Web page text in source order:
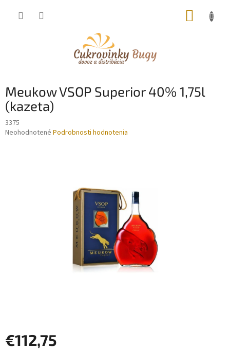
Meukow VSOP Superior 40% 1,75l
(kazeta)
3375
Priemerné
Neohodnotené Podrobnosti hodnotenia
€112,75